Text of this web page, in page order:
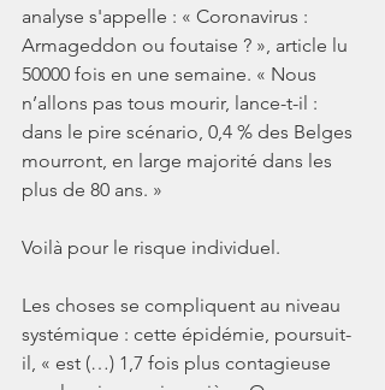
analyse s'appelle : « Coronavirus :
Armageddon ou foutaise ? », article lu
50000 fois en une semaine. « Nous
n’allons pas tous mourir, lance-t-il :
dans le pire scénario, 0,4 % des Belges
mourront, en large majorité dans les
plus de 80 ans. »
Voilà pour le risque individuel.
Les choses se compliquent au niveau
systémique : cette épidémie, poursuit-
il, « est (…) 1,7 fois plus contagieuse